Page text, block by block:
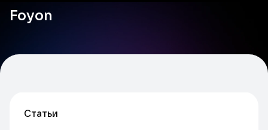
Foyon
Статьи